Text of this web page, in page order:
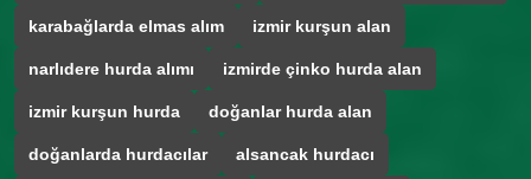
karabağlarda elmas alım izmir kurşun alan
narlıdere hurda alımı izmirde çinko hurda alan
izmir kurşun hurda doğanlar hurda alan
doğanlarda hurdacılar alsancak hurdacı